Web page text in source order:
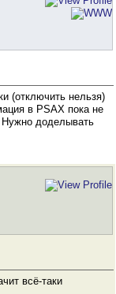
(отключить нельзя)
в PSAX пока не
доделывать
всё-таки